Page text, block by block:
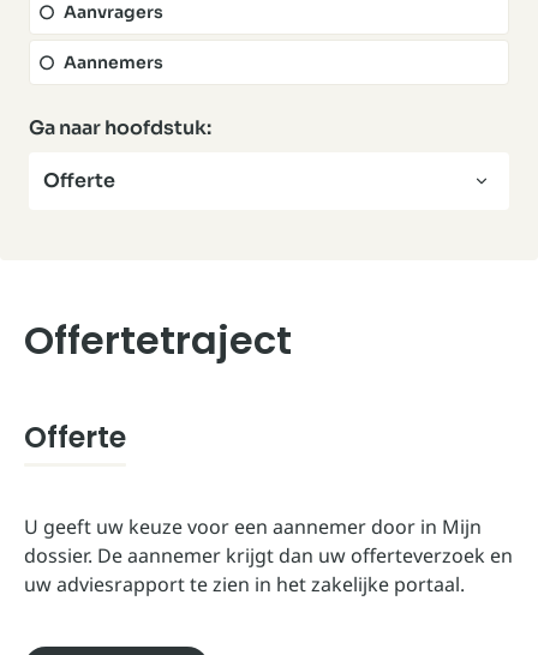
Aanvragers
Aannemers
Ga naar hoofdstuk:
Offerte
Herstellen van schade
Opleveren
Offertetraject
Offerte
U geeft uw keuze voor een aannemer door in Mijn
dossier. De aannemer krijgt dan uw offerteverzoek en
uw adviesrapport te zien in het zakelijke portaal.